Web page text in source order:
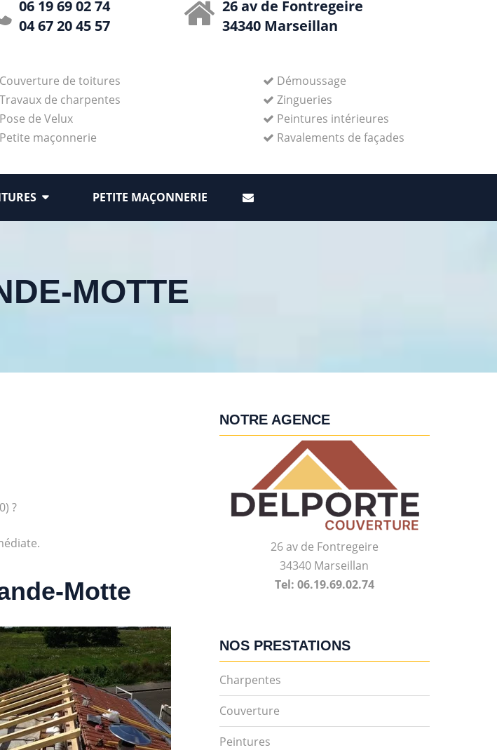
06 19 69 02 74
04 67 20 45 57
26 av de Fontregeire
34340 Marseillan
Couverture de toitures
Travaux de charpentes
Pose de Velux
Petite maçonnerie
Démoussage
Zingueries
Peintures intérieures
Ravalements de façades
PETITE MAÇONNERIE
MOTTE
?
Motte
NOTRE AGENCE
26 av de Fontregeire
34340 Marseillan
Tel: 06.19.69.02.74
NOS PRESTATIONS
Charpentes
Couverture
Peintures